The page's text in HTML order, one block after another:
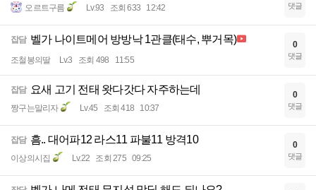
오르트구름 Lv.93 조회 633 12:42 댓글
잡담 벨가 나이트메어 방방낙 1관클(태수, 뿌거목)
조철봉의딸 Lv.3 조회 498 11:55
0
댓글
잡담 요새 고기 전태 왓다갓다 자주하는데
짱구는말리자 Lv.45 조회 418 10:37
0
댓글
잡담 흠.. 대어파12 라스11 파불11 방격10
이상의시집 Lv.22 조회 275 09:25
0
댓글